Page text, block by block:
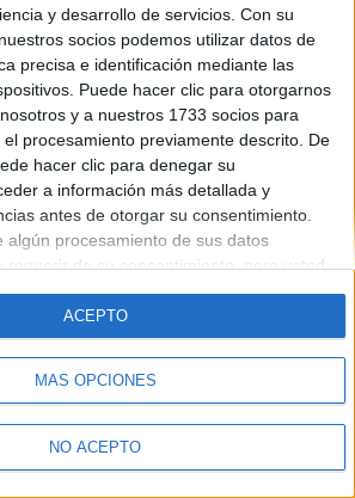
y desarrollo de servicios. Con su
socios podemos utilizar datos de
precisa e identificación mediante las
Puede hacer clic para otorgarnos
y a nuestros 1733 socios para
procesamiento previamente descrito. De
hacer clic para denegar su
a información más detallada y
antes de otorgar su consentimiento.
algún procesamiento de sus datos
requerir de su consentimiento, pero usted
tal procesamiento. Sus
solo a este sitio web. Puede cambiar
su consentimiento en cualquier
este sitio y haciendo clic en el botón
inferior de la página web.
MÁS OPCIONES
NO ACEPTO
ACEPTO
somos|Contactar |Anúnciate
privacidad|Condiciones generales
de cookies
S.L.- Diego de León 47 - 28006
- Tel. +34 91 593 2767